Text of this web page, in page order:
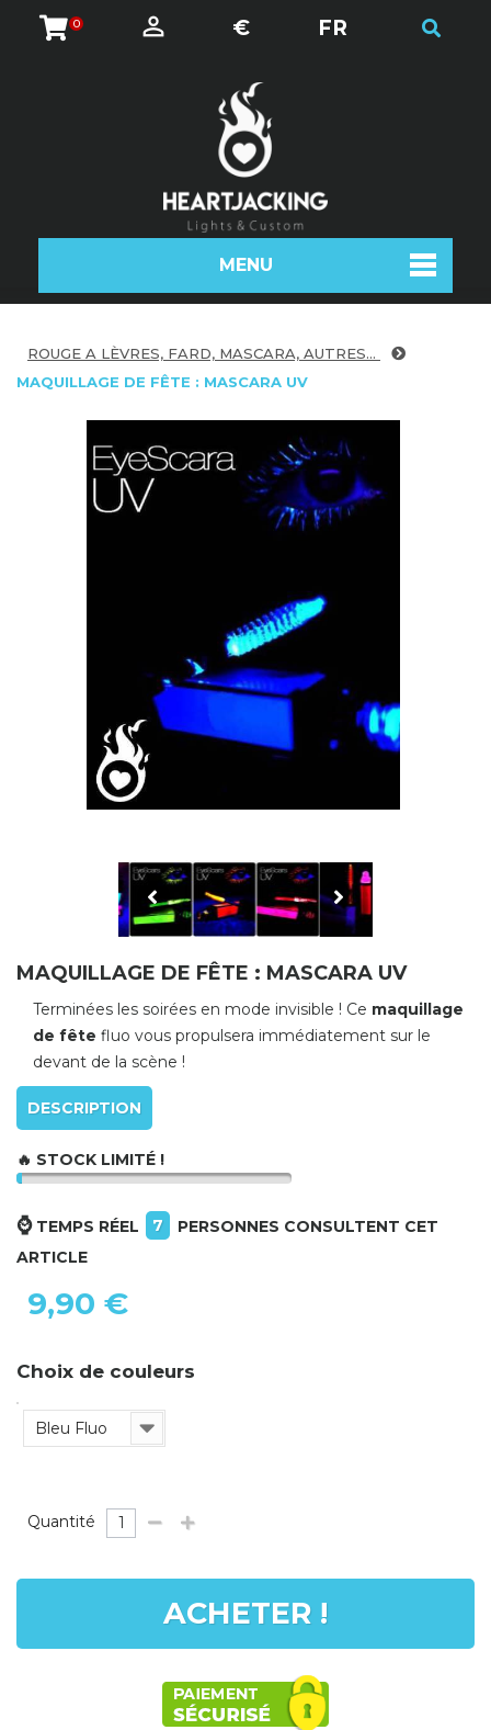
0 € FR
MENU
ROUGE A LÈVRES, FARD, MASCARA, AUTRES...
MAQUILLAGE DE FÊTE : MASCARA UV
MAQUILLAGE DE FÊTE : MASCARA UV
Terminées les soirées en mode invisible ! Ce maquillage
de fête fluo vous propulsera immédiatement sur le
devant de la scène !
DESCRIPTION
🔥 STOCK LIMITÉ !
⌚TEMPS RÉEL 7
PERSONNES CONSULTENT CET
ARTICLE
9,90 €
Choix de couleurs
Bleu Fluo
Quantité
ACHETER !